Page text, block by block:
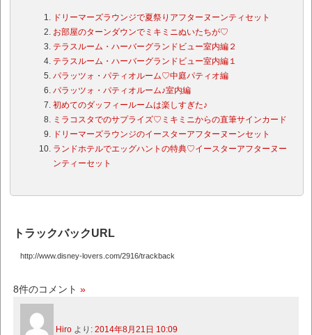
ドリーマーズラウンジで夏祭りアフターヌーンティセット
お部屋のターンダウンでミキミニぬいたちが♡
テラスルーム・ハーバーグランドビュー室内編２
テラスルーム・ハーバーグランドビュー室内編１
パラッツォ・パティオルーム♡中庭パティオ編
パラッツォ・パティオルーム♪室内編
初めてのダッフィールームは楽しすぎた♪
ミラコスタでのサプライズ♡ミキミニからの直筆サインカード
ドリーマーズラウンジのイースターアフターヌーンセット
ランドホテルでエッグハントの特典♡イースターアフターヌー
ンティーセット
トラックバックURL
http://www.disney-lovers.com/2916/trackback
8件のコメント»
Hiro より: 2014年8月21日 10:09